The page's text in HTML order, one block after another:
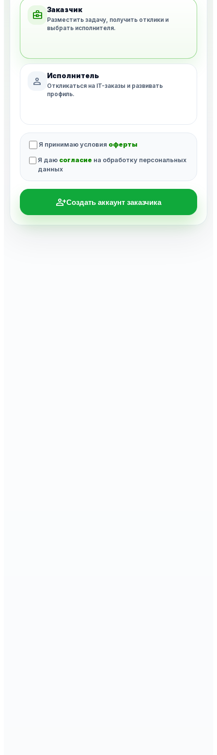
business_center Заказчик
Разместить задачу, получить отклики и
выбрать исполнителя.
person Исполнитель
Откликаться на IT-заказы и развивать
профиль.
Я принимаю условия оферты
Я даю согласие на обработку персональных
данных
person_addСоздать аккаунт заказчика